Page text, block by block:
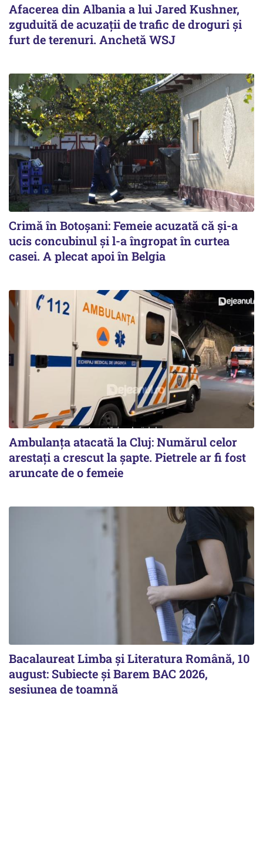
Afacerea din Albania a lui Jared Kushner,
zguduită de acuzații de trafic de droguri și
furt de terenuri. Anchetă WSJ
Crimă în Botoșani: Femeie acuzată că și-a
ucis concubinul și l-a îngropat în curtea
casei. A plecat apoi în Belgia
Ambulanța atacată la Cluj: Numărul celor
arestați a crescut la șapte. Pietrele ar fi fost
aruncate de o femeie
Bacalaureat Limba și Literatura Română, 10
august: Subiecte și Barem BAC 2026,
sesiunea de toamnă